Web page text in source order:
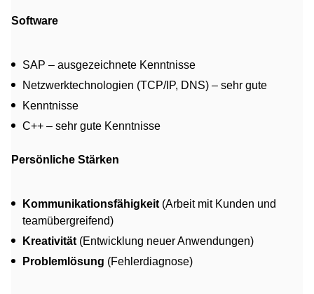
Software
SAP – ausgezeichnete Kenntnisse
Netzwerktechnologien (TCP/IP, DNS) – sehr gute
Kenntnisse
C++ – sehr gute Kenntnisse
Persönliche Stärken
Kommunikationsfähigkeit (Arbeit mit Kunden und
teamübergreifend)
Kreativität (Entwicklung neuer Anwendungen)
Problemlösung (Fehlerdiagnose)